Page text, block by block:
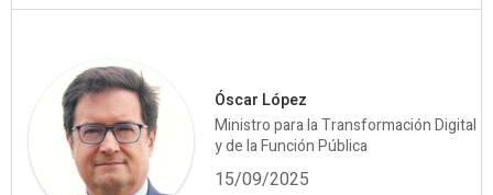
Óscar López
Ministro para la Transformación Digital
y de la Función Pública
15/09/2025